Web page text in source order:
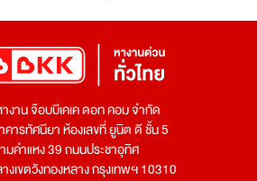
งาน จ๊อบบีเคเค ดอท คอม จำกัด
คารทัศนียา ห้องเลขที่ ยูนิต ดี ชั้น 5
มคำแหง 39 ถนนประชาอุทิศ
งเขตวังทองหลาง กรุงเทพฯ 10310